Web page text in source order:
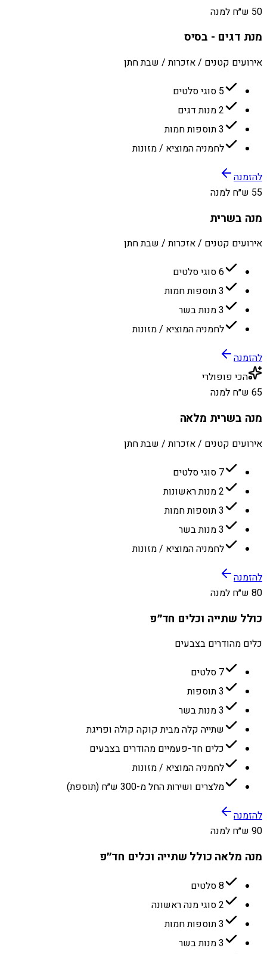
50 ש״ח למנה
מנת דגים - בסיס
אירועים קטנים / אזכרות / שבת חתן
5 סוגי סלטים
2 מנות דגים
3 תוספות חמות
לחמניה המוציא / מזונות
להזמנה
55 ש״ח למנה
מנה בשרית
אירועים קטנים / אזכרות / שבת חתן
6 סוגי סלטים
3 תוספות חמות
3 מנות בשר
לחמניה המוציא / מזונות
להזמנה
הכי פופולרי
65 ש״ח למנה
מנה בשרית מלאה
אירועים קטנים / אזכרות / שבת חתן
7 סוגי סלטים
2 מנות ראשונות
3 תוספות חמות
3 מנות בשר
לחמניה המוציא / מזונות
להזמנה
80 ש״ח למנה
כולל שתייה וכלים חד״פ
כלים מהודרים בצבעים
7 סלטים
3 תוספות
3 מנות בשר
שתייה קלה מבית קוקה קולה ופריגת
כלים חד-פעמיים מהודרים בצבעים
לחמניה המוציא / מזונות
מלצרים ושירות החל מ-300 ש״ח (תוספת)
להזמנה
90 ש״ח למנה
מנה מלאה כולל שתייה וכלים חד״פ
8 סלטים
2 סוגי מנה ראשונה
3 תוספות חמות
3 מנות בשר